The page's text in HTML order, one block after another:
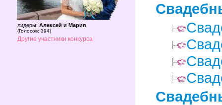
лидеры: Алексей и Мария
(Голосов: 394)
Другие участники конкурса